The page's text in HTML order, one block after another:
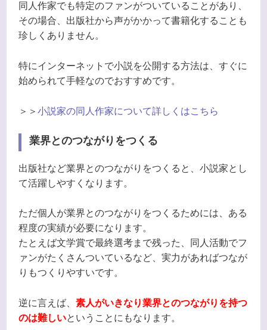
同人作家でも特定のファンがついていることがあり、
その場合、出版社から声がかかって書籍化することも
珍しくありません。
特にインターネットで小説を公開する方法は、すぐに
始められて手軽なのでおすすめです。
＞＞ 小説家の同人作家について詳しくはこちら
業界とのつながりをつくる
出版社など業界とのつながりをつくると、小説家とし
て活躍しやすくなります。
ただ個人が業界とのつながりをつくるためには、ある
程度の実績が必要になります。
たとえば文学賞で最終選考まで残った、同人活動でフ
ァンがたくさんついているなど、実力があればつなが
りもつくりやすいです。
逆に言えば、 素人がいきなり業界とのつながりを持つ
のは難しいということにもなります。